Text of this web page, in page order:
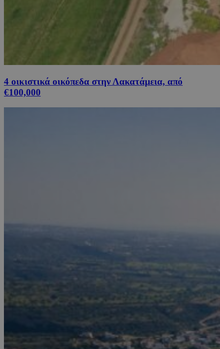
4 οικιστικά οικόπεδα στην Λακατάμεια, από
€100,000